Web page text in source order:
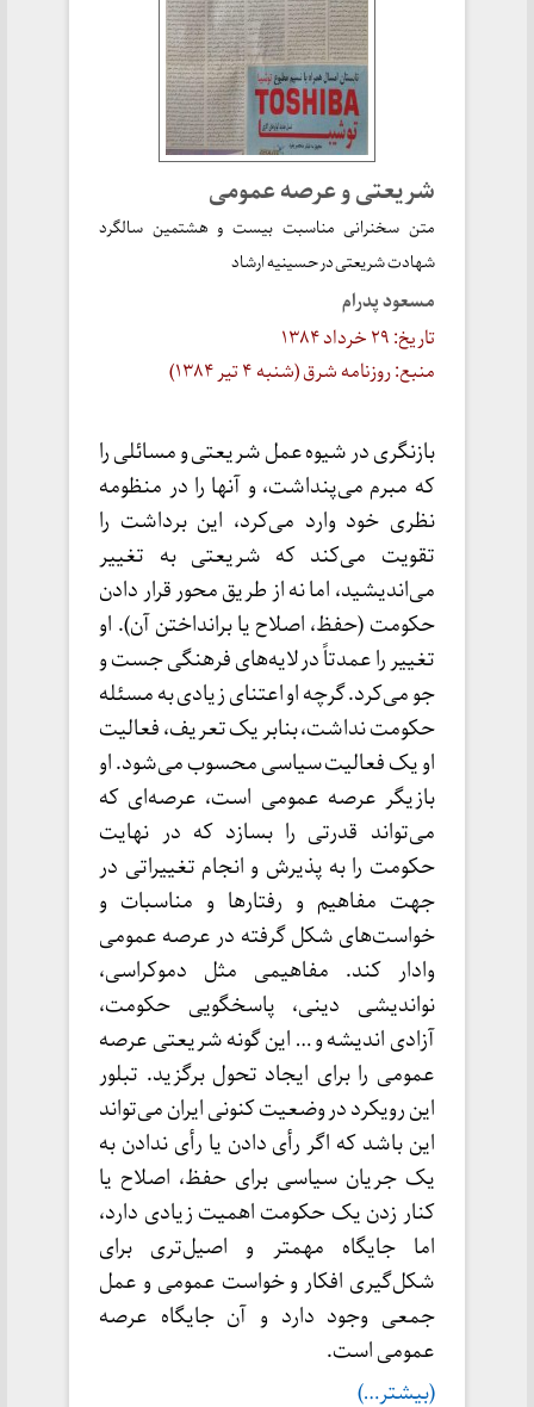
شریعتی و عرصه عمومی
متن سخنرانی مناسبت بیست و هشتمین سالگرد
شهادت شریعتی در حسینیه ارشاد
مسعود پدرام
تاریخ: ۲۹ خرداد ۱۳۸۴
منبع: روزنامه شرق (شنبه ۴ تیر ۱۳۸۴)
بازنگری در شیوه عمل شریعتی و مسائلی را
که مبرم می‌پنداشت، و آنها را در منظومه
نظری خود وارد می‌کرد، این برداشت را
تقویت می‌کند که شریعتی به تغییر
می‌اندیشید، اما نه از طریق محور قرار دادن
حکومت (حفظ، اصلاح یا برانداختن آن). او
تغییر را عمدتاً در لایه‌های فرهنگی جست و
جو می‌کرد. گرچه او اعتنای زیادی به مسئله
حکومت نداشت، بنابر یک تعریف، فعالیت
او یک فعالیت سیاسی محسوب می‌شود. او
بازیگر عرصه عمومی است، عرصه‌ای که
می‌تواند قدرتی را بسازد که در نهایت
حکومت را به پذیرش و انجام تغییراتی در
جهت مفاهیم و رفتارها و مناسبات و
خواست‌های شکل گرفته در عرصه عمومی
وادار کند. مفاهیمی مثل دموکراسی،
نواندیشی دینی، پاسخگویی حکومت،
آزادی اندیشه و … این گونه شریعتی عرصه
عمومی را برای ایجاد تحول برگزید. تبلور
این رویکرد در وضعیت کنونی ایران می‌تواند
این باشد که اگر رأی دادن یا رأی ندادن به
یک جریان سیاسی برای حفظ، اصلاح یا
کنار زدن یک حکومت اهمیت زیادی دارد،
اما جایگاه مهمتر و اصیل‌تری برای
شکل‌گیری افکار و خواست عمومی و عمل
جمعی وجود دارد و آن جایگاه عرصه
عمومی است.
(بیشتر…)